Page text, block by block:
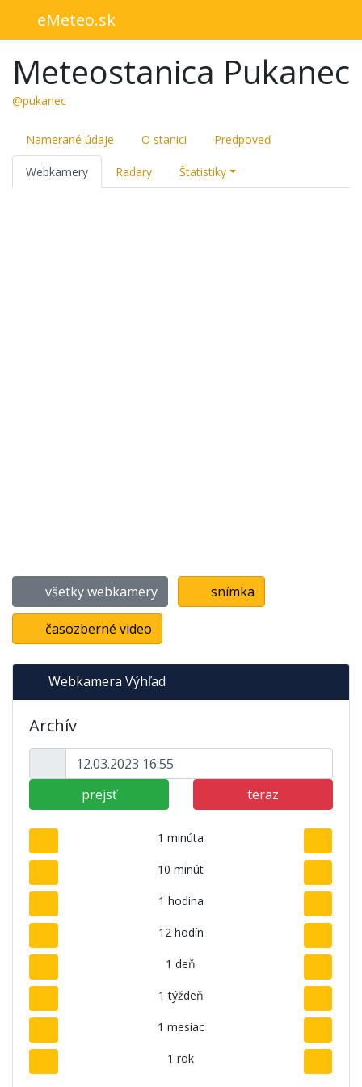
eMeteo.sk
Meteostanica Pukanec
@pukanec
Namerané údaje O stanici Predpoveď
Webkamery Radary Štatistiky
všetky webkamery snímka
časozberné video
Webkamera Výhľad
Archív
prejsť teraz
1 minúta
10 minút
1 hodina
12 hodín
1 deň
1 týždeň
1 mesiac
1 rok